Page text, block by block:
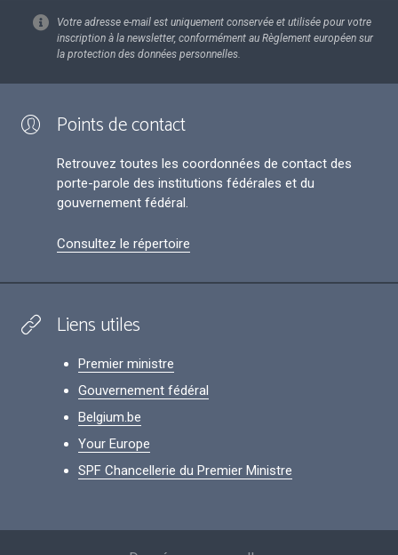
Votre adresse e-mail est uniquement conservée et utilisée pour votre
inscription à la newsletter, conformément au Règlement européen sur
la protection des données personnelles.
Points de contact
Retrouvez toutes les coordonnées de contact des
porte-parole des institutions fédérales et du
gouvernement fédéral.
Consultez le répertoire
Liens utiles
Premier ministre
Gouvernement fédéral
Belgium.be
Your Europe
SPF Chancellerie du Premier Ministre